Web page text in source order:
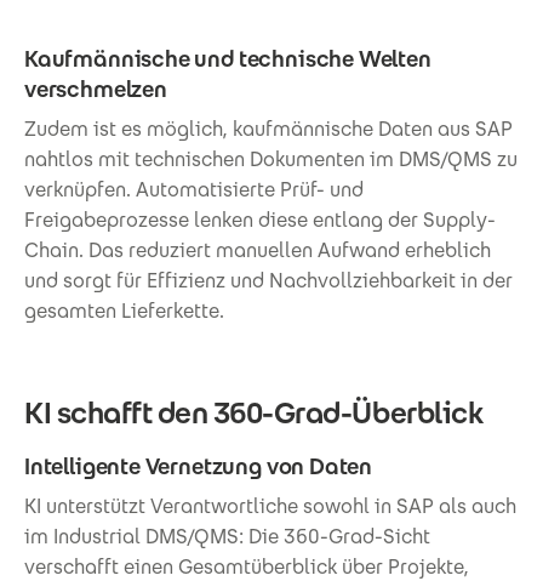
Kaufmännische und technische Welten
verschmelzen
Zudem ist es möglich, kaufmännische Daten aus SAP
nahtlos mit technischen Dokumenten im DMS/QMS zu
verknüpfen. Automatisierte Prüf- und
Freigabeprozesse lenken diese entlang der Supply-
Chain. Das reduziert manuellen Aufwand erheblich
und sorgt für Effizienz und Nachvollziehbarkeit in der
gesamten Lieferkette.
KI schafft den 360-Grad-Überblick
Intelligente Vernetzung von Daten
KI unterstützt Verantwortliche sowohl in SAP als auch
im Industrial DMS/QMS: Die 360-Grad-Sicht
verschafft einen Gesamtüberblick über Projekte,